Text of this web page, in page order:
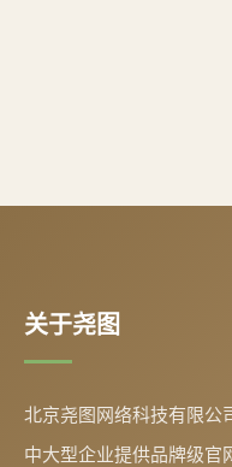
关于尧图
北京尧图网络科技有限公
中大型企业提供品牌级官